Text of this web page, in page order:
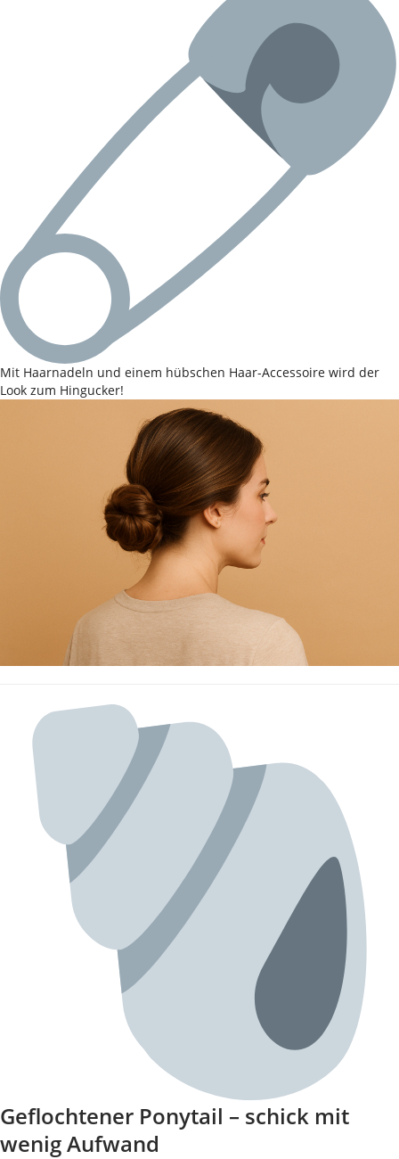
Mit Haarnadeln und einem hübschen Haar-Accessoire wird der
Look zum Hingucker!
Geflochtener Ponytail – schick mit
wenig Aufwand